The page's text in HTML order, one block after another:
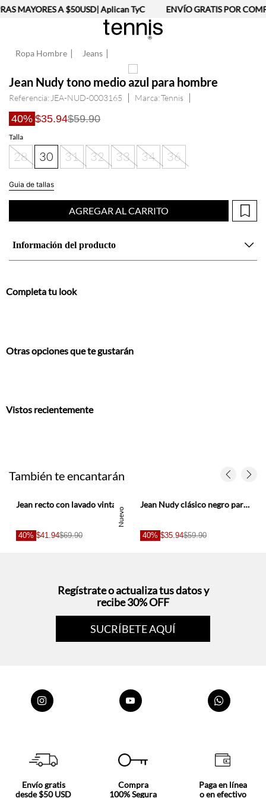
MAYORES A $50USD| Aplican TyC ENVÍO GRATIS POR
Ropa Hombre Jeans
Jean Nudy tono medio azul para hombre
Referencia: JEA-NUD-0003165 Tennis
40% $35.94$59.90
Talla
28 30 31 32 33 34 36
Guia de tallas
AGREGAR AL CARRITO
Información del producto
Completa tu look
Otras opciones que te gustarán
Vistos recientemente
También te encantarán
Nuevo
Jean recto con lavado vintage en denim para hombre
40% $41.94$69.90
Jean Nudy clásico negro para hombre
40% $35.94$59.90
Regístrate o actualiza tus datos y
recibe 30% OFF
SUCRÍBETE AQUÍ
Envío gratis
desde $50 USD
Compra
100% Segura
Paga en línea
o en efectivo